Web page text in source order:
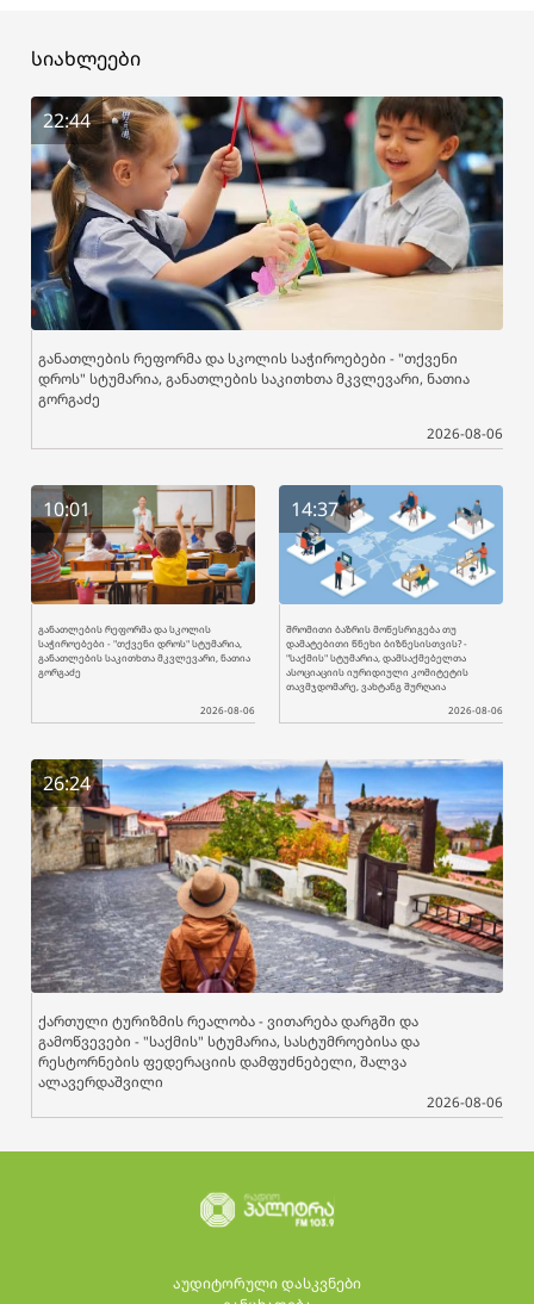
სიახლეები
22:44
განათლების რეფორმა და სკოლის საჭიროებები - "თქვენი
დროს" სტუმარია, განათლების საკითხთა მკვლევარი, ნათია
გორგაძე
2026-08-06
10:01
განათლების რეფორმა და სკოლის
საჭიროებები - "თქვენი დროს" სტუმარია,
განათლების საკითხთა მკვლევარი, ნათია
გორგაძე
2026-08-06
14:37
შრომითი ბაზრის მოწესრიგება თუ
დამატებითი წნეხი ბიზნესისთვის? -
"საქმის" სტუმარია, დამსაქმებელთა
ასოციაციის იურიდიული კომიტეტის
თავმჯდომარე, ვახტანგ შურღაია
2026-08-06
26:24
ქართული ტურიზმის რეალობა - ვითარება დარგში და
გამოწვევები - "საქმის" სტუმარია, სასტუმროებისა და
რესტორნების ფედერაციის დამფუძნებელი, შალვა
ალავერდაშვილი
2026-08-06
აუდიტორული დასკვნები